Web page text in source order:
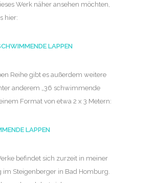
Werk näher ansehen möchten,
hier:
LAPPEN
Reihe gibt es außerdem weitere
anderem „36 schwimmende
Format von etwa 2 x 3 Metern:
LAPPEN
befindet sich zurzeit in meiner
im Steigenberger in Bad Homburg.